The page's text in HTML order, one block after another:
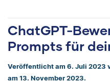
ChatGPT-
Prompts für
Veröffentlicht am 6. Juli 2023
am 13. November 2023.